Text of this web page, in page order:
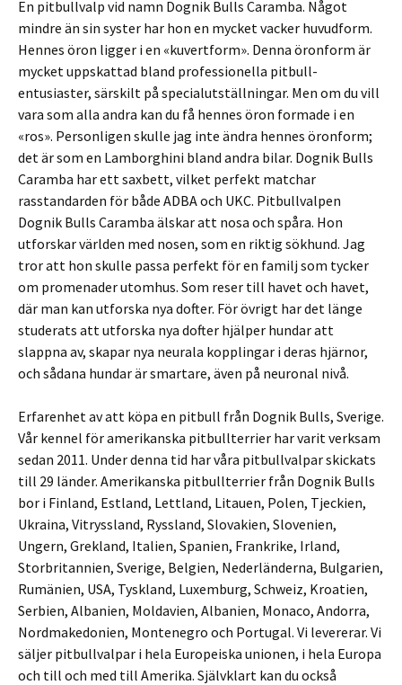
En pitbullvalp vid namn Dognik Bulls Caramba. Något
mindre än sin syster har hon en mycket vacker huvudform.
Hennes öron ligger i en «kuvertform». Denna öronform är
mycket uppskattad bland professionella pitbull-
entusiaster, särskilt på specialutställningar. Men om du vill
vara som alla andra kan du få hennes öron formade i en
«ros». Personligen skulle jag inte ändra hennes öronform;
det är som en Lamborghini bland andra bilar. Dognik Bulls
Caramba har ett saxbett, vilket perfekt matchar
rasstandarden för både ADBA och UKC. Pitbullvalpen
Dognik Bulls Caramba älskar att nosa och spåra. Hon
utforskar världen med nosen, som en riktig sökhund. Jag
tror att hon skulle passa perfekt för en familj som tycker
om promenader utomhus. Som reser till havet och havet,
där man kan utforska nya dofter. För övrigt har det länge
studerats att utforska nya dofter hjälper hundar att
slappna av, skapar nya neurala kopplingar i deras hjärnor,
och sådana hundar är smartare, även på neuronal nivå.
Erfarenhet av att köpa en pitbull från Dognik Bulls, Sverige.
Vår kennel för amerikanska pitbullterrier har varit verksam
sedan 2011. Under denna tid har våra pitbullvalpar skickats
till 29 länder. Amerikanska pitbullterrier från Dognik Bulls
bor i Finland, Estland, Lettland, Litauen, Polen, Tjeckien,
Ukraina, Vitryssland, Ryssland, Slovakien, Slovenien,
Ungern, Grekland, Italien, Spanien, Frankrike, Irland,
Storbritannien, Sverige, Belgien, Nederländerna, Bulgarien,
Rumänien, USA, Tyskland, Luxemburg, Schweiz, Kroatien,
Serbien, Albanien, Moldavien, Albanien, Monaco, Andorra,
Nordmakedonien, Montenegro och Portugal. Vi levererar. Vi
säljer pitbullvalpar i hela Europeiska unionen, i hela Europa
och till och med till Amerika. Självklart kan du också